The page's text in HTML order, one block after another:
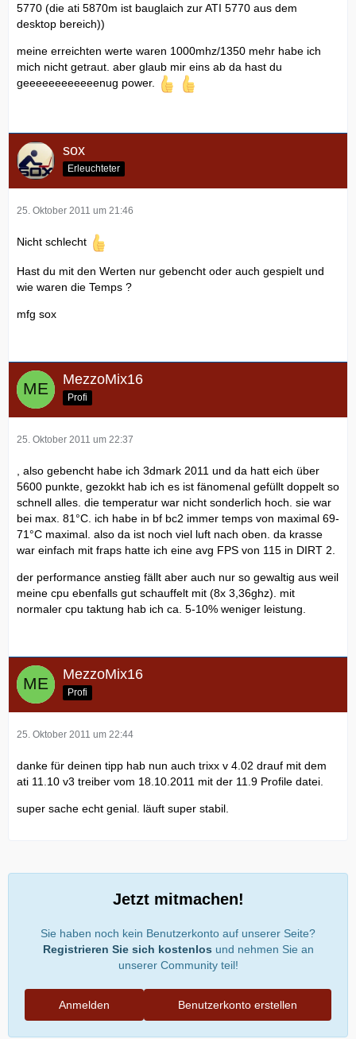
5770 (die ati 5870m ist bauglaich zur ATI 5770 aus dem
desktop bereich))
meine erreichten werte waren 1000mhz/1350 mehr habe ich
mich nicht getraut. aber glaub mir eins ab da hast du
geeeeeeeeeeeenug power.
sox
Erleuchteter
25. Oktober 2011 um 21:46
Nicht schlecht
Hast du mit den Werten nur gebencht oder auch gespielt und
wie waren die Temps ?
mfg sox
MezzoMix16
Profi
25. Oktober 2011 um 22:37
, also gebencht habe ich 3dmark 2011 und da hatt eich über
5600 punkte, gezokkt hab ich es ist fänomenal gefüllt doppelt so
schnell alles. die temperatur war nicht sonderlich hoch. sie war
bei max. 81°C. ich habe in bf bc2 immer temps von maximal 69-
71°C maximal. also da ist noch viel luft nach oben. da krasse
war einfach mit fraps hatte ich eine avg FPS von 115 in DIRT 2.
der performance anstieg fällt aber auch nur so gewaltig aus weil
meine cpu ebenfalls gut schauffelt mit (8x 3,36ghz). mit
normaler cpu taktung hab ich ca. 5-10% weniger leistung.
MezzoMix16
Profi
25. Oktober 2011 um 22:44
danke für deinen tipp hab nun auch trixx v 4.02 drauf mit dem
ati 11.10 v3 treiber vom 18.10.2011 mit der 11.9 Profile datei.
super sache echt genial. läuft super stabil.
Jetzt mitmachen!
Sie haben noch kein Benutzerkonto auf unserer Seite?
Registrieren Sie sich kostenlos und nehmen Sie an
unserer Community teil!
Benutzerkonto erstellen
Anmelden